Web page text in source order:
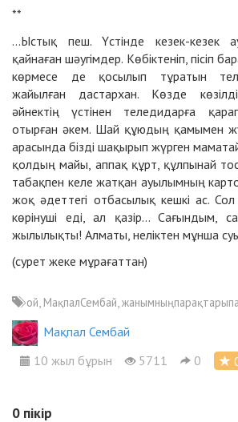
**
…Ыстық пеш. Үстінде кезек-кезек
қайнаған шәугімдер. Көбіктеніп, пісіп
көрмесе де қосылып тұратын
жайылған дастархан. Көзде
әйнектің үстінен теледидарға
отырған әкем. Шай құюдың қамымен
арасында бізді шақырып жүрген
қолдың майы, аппақ құрт, құлпынай
табақпен келе жатқан ауылымның
жоқ әдеттегі отбасылық кешкі ас. Сол
көрінуші еді, ал қазір… Сағындым,
жылылықты! Алматы, неліктен мұнша
(сурет жеке мұрағаттан)
ой, МақпалСембай,
Мақпал Сембай
10 жыл бұрын
5711 0
0 пікір